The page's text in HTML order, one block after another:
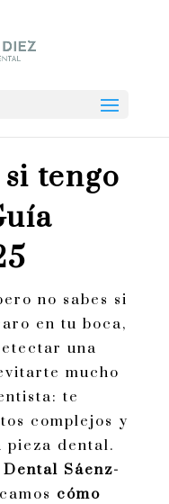
tengo
no sabes si
en tu boca,
una
mucho
te
complejos y
pieza dental.
Sáenz-
cómo